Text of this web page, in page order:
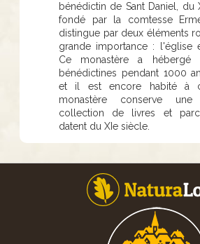
bénédictin de Sant Daniel, du
fondé par la comtesse
distingue par deux éléments
grande importance : l'église
Ce monastère a hébergé
bénédictines pendant 1000
et il est encore habité à
monastère conserve une
collection de livres et
datent du XIe siècle.